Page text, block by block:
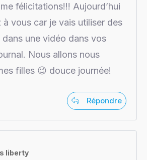
félicitations!!! Aujourd’hui
à vous car je vais utiliser des
une vidéo dans vos
Nous allons nous
filles 😉 douce journée!
Répondre
liberty